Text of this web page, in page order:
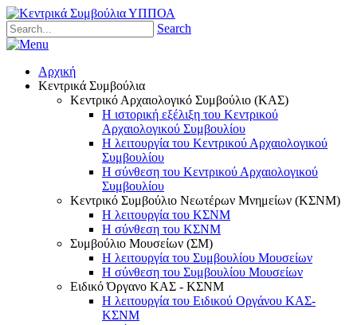
Search
Αρχική
Κεντρικά Συμβούλια
Κεντρικό Αρχαιολογικό Συμβούλιο (ΚΑΣ)
Η ιστορική εξέλιξη του Κεντρικού
Αρχαιολογικού Συμβουλίου
Η λειτουργία του Κεντρικού Αρχαιολογικού
Συμβουλίου
Η σύνθεση του Κεντρικού Αρχαιολογικού
Συμβουλίου
Κεντρικό Συμβούλιο Νεωτέρων Μνημείων (ΚΣΝΜ)
Η λειτουργία του ΚΣΝΜ
Η σύνθεση του ΚΣΝΜ
Συμβούλιο Μουσείων (ΣΜ)
Η λειτουργία του Συμβουλίου Μουσείων
Η σύνθεση του Συμβουλίου Μουσείων
Ειδικό Όργανο ΚΑΣ - ΚΣΝΜ
Η λειτουργία του Ειδικού Οργάνου ΚΑΣ-
ΚΣΝΜ